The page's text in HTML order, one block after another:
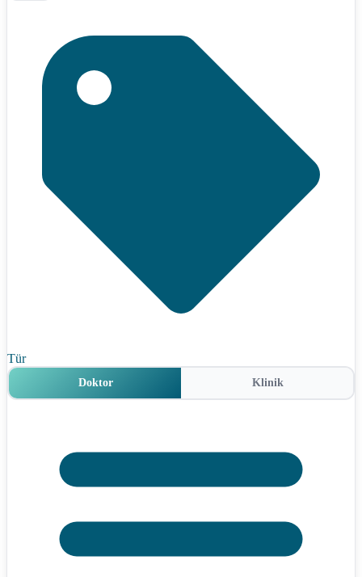
Tür
Doktor Klinik